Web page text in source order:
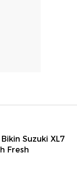
Suzuki XL7
Fresh